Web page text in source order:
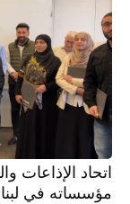
اتحاد الإذاعات
مؤسساته في